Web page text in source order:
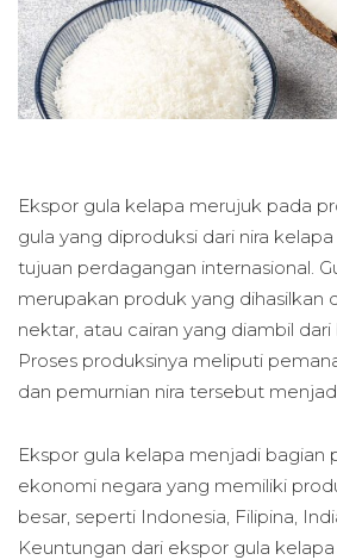
Ekspor gula kelapa merujuk pada
gula yang diproduksi dari nira
tujuan perdagangan internasional.
merupakan produk yang dihasilkan
nektar, atau cairan yang diambil
Proses produksinya meliputi
dan pemurnian nira tersebut
Ekspor gula kelapa menjadi bagian
ekonomi negara yang memiliki
besar, seperti Indonesia, Filipina,
Keuntungan dari ekspor gula kelapa